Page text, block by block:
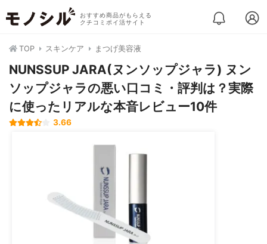
おすすめ商品がもらえる
クチコミポイ活サイト
TOP スキンケア まつげ美容液
NUNSSUP JARA(ヌンソップジャラ) ヌン
ソップジャラの悪い口コミ・評判は？実際
に使ったリアルな本音レビュー10件
3.66